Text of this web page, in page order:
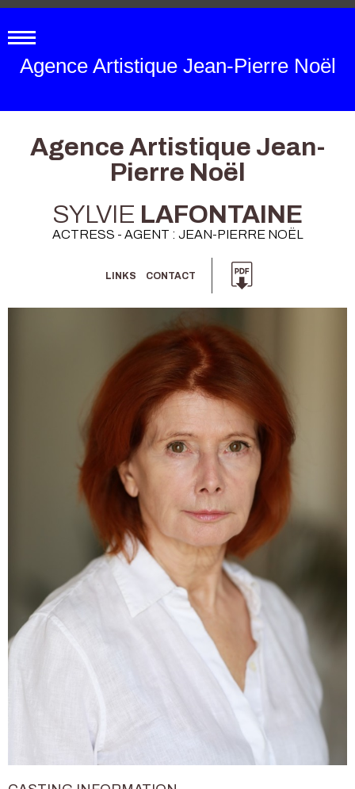
Agence Artistique Jean-Pierre Noël
Agence Artistique Jean-
Pierre Noël
SYLVIE LAFONTAINE
ACTRESS - AGENT : JEAN-PIERRE NOËL
LINKS CONTACT